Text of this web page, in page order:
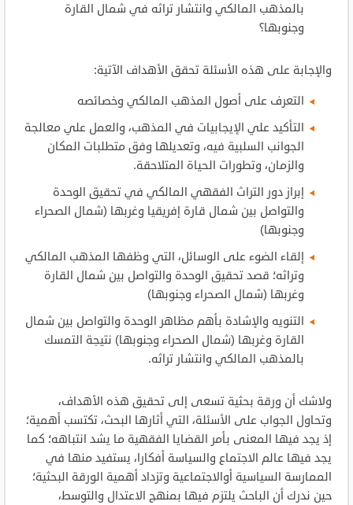
بالمذهب المالكي وانتشار تراثه في شمال القارة
وجنوبها؟
والإجابة على هذه الأسئلة تحقق الأهداف الآتية:
التعرف على أصول المذهب المالكي وخصائصه
التأكيد علي الإيجابيات في المذهب، والعمل علي معالجة
الجوانب السلبية فيه، وتعديلها وفق متطلبات المكان
والزمان، وتطورات الحياة المتلاحقة.
إبراز دور التراث الفقهي المالكي في تحقيق الوحدة
والتواصل بين شمال قارة إفريقيا وغربها (شمال الصحراء
وجنوبها)
إلقاء الضوء على الوسائل، التي وظفها المذهب المالكي
وتراثه؛ قصد تحقيق الوحدة والتواصل بين شمال القارة
وغربها (شمال الصحراء وجنوبها)
التنويه والإشادة بأهم مظاهر الوحدة والتواصل بين شمال
القارة وغربها (شمال الصحراء وجنوبها) نتيجة التمسك
بالمذهب المالكي وانتشار تراثه.
ولاشك أن ورقة بحثية تسعى إلى تحقيق هذه الأهداف،
وتحاول الجواب على الأسئلة، التي أثارها البحث، تكتسب أهمية؛
إذ يجد فيها المعنى بأمر القضايا الفقهية ما يشد انتباهه؛ كما
يجد فيها عالم الاجتماع والسياسة أفكارا، يستفيد منها في
الممارسة السياسية أوالاجتماعية وتزداد أهمية الورقة البحثية؛
حين ندرك أن الباحث يلتزم فيها بمنهج الاعتدال والتوسط،